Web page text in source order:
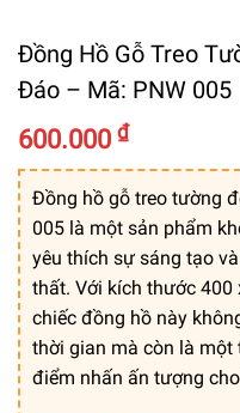
Đồng Hồ Gỗ Treo
Đáo – Mã: PNW 005
600.000 ₫
Đồng hồ gỗ treo tường
005 là một sản phẩm
yêu thích sự sáng tạo
thất. Với kích thước
chiếc đồng hồ này
thời gian mà còn là một
điểm nhấn ấn tượng